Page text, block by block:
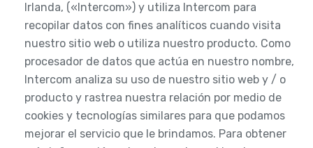
Irlanda, («Intercom») y utiliza Intercom para
recopilar datos con fines analíticos cuando visita
nuestro sitio web o utiliza nuestro producto. Como
procesador de datos que actúa en nuestro nombre,
Intercom analiza su uso de nuestro sitio web y / o
producto y rastrea nuestra relación por medio de
cookies y tecnologías similares para que podamos
mejorar el servicio que le brindamos. Para obtener